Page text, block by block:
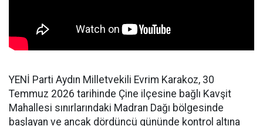
YENİ Parti Aydın Milletvekili Evrim Karakoz, 30
Temmuz 2026 tarihinde Çine ilçesine bağlı Kavşit
Mahallesi sınırlarındaki Madran Dağı bölgesinde
başlayan ve ancak dördüncü gününde kontrol altına